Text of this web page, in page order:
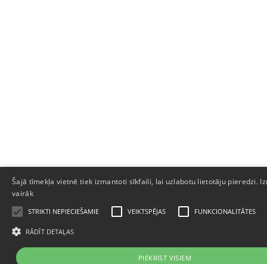
Šajā tīmekļa vietnē tiek izmantoti sīkfaili, lai uzlabotu lietotāju pieredzi.
vairāk
STRIKTI NEPIECIEŠAMIE VEIKTSPĒJAS FUNKCIONALITĀTES
RĀDĪT DETAĻAS
PIEKRIST VISIEM